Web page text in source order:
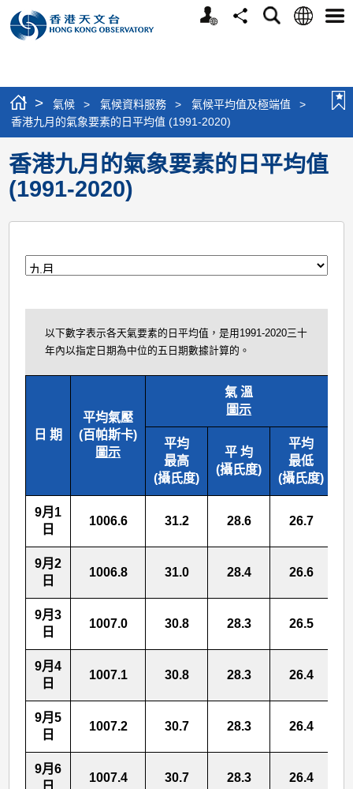
個
分
搜
語
選
> 氣候 > 氣候資料服務 > 氣候平均值及極端值
>
香港九月的氣象要素的日平均值 (1991-2020)
香港九月的氣象要素的日平均值
(1991-2020)
月
以下數字表示各天氣要素的日平均值，是用1991-2020三十
年內以指定日期為中位的五日期數據計算的。
日 期
平均氣壓
(百帕斯卡)
圖示
氣 溫
圖示
平均
最高
(攝氏度)
平 均
(攝氏度)
平均
最低
(攝氏度)
9月1
日
1006.6 31.2 28.6 26.7
9月2
日
1006.8 31.0 28.4 26.6
9月3
日
1007.0 30.8 28.3 26.5
9月4
日
1007.1 30.8 28.3 26.4
9月5
日
1007.2 30.7 28.3 26.4
9月6
日
1007.4 30.7 28.3 26.4